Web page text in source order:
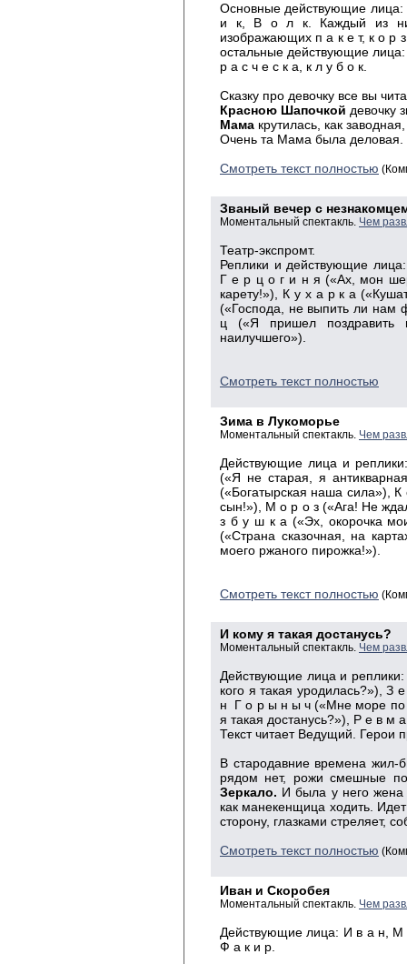
Основные действующие
и к, В о л к. Каждый из
изображающих п а к е т, к о р
остальные действующие
р а с ч е с к а, к л у б о к.
Сказку про девочку все вы
Красною Шапочкой девочку
Мама крутилась, как заводная,
Очень та Мама была деловая.
Смотреть текст полностью
Званый вечер с
Моментальный спектакль. Чем
Театр-экспромт.
Реплики и действующие
Г е р ц о г и н я («Ах, мон
карету!»), К у х а р к а
(«Господа, не выпить ли нам
ц («Я пришел поздравить
наилучшего»).
Смотреть текст полностью
Зима в Лукоморье
Моментальный спектакль. Чем
Действующие лица и
(«Я не старая, я
(«Богатырская наша сила»),
сын!»), М о р о з («Ага! Не
з б у ш к а («Эх, окорочка
(«Страна сказочная, на
моего ржаного пирожка!»).
Смотреть текст полностью
И кому я такая достанусь?
Моментальный спектакль. Чем
Действующие лица и
кого я такая уродилась?»),
н Г о р ы н ы ч («Мне море по
я такая достанусь?»), Р е в м
Текст читает Ведущий. Герои
В стародавние времена
рядом нет, рожи смешные
Зеркало. И была у него
как манекенщица ходить.
сторону, глазками стреляет,
Смотреть текст полностью
Иван и Скоробея
Моментальный спектакль. Чем
Действующие лица: И в а н,
Ф а к и р.